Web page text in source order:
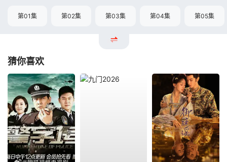
第01集 第02集 第03集 第04集 第05集
猜你喜欢